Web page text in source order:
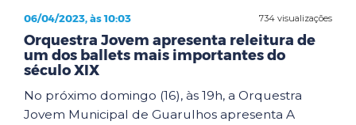
734 visualizações
06/04/2023, às 10:03
Orquestra Jovem apresenta releitura de
um dos ballets mais importantes do
século XIX
No próximo domingo (16), às 19h, a Orquestra
Jovem Municipal de Guarulhos apresenta A